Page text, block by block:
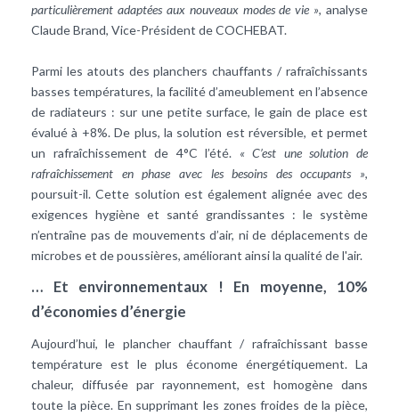
particulièrement adaptées aux nouveaux modes de vie », analyse
Claude Brand, Vice-Président de COCHEBAT.
Parmi les atouts desplanchers chauffants / rafraîchissants
basses températures, la facilité d’ameublement en l’absence
de radiateurs : sur une petite surface, le gain de place est
évalué à +8%. De plus, la solution est réversible, et permet
un rafraîchissement de 4°C l’été. « C’est une solution de
rafraîchissement en phase avec les besoins des occupants »,
poursuit-il. Cette solution est également alignée avec des
exigences hygiène et santé grandissantes : le système
n’entraîne pas de mouvements d’air, ni de déplacements de
microbes et de poussières, améliorant ainsi la qualité de l'air.
… Et environnementaux ! En moyenne, 10%
d’économies d’énergie
Aujourd’hui, le plancher chauffant / rafraîchissant basse
température est le plus économe énergétiquement. La
chaleur, diffusée par rayonnement, est homogène dans
toute la pièce. En supprimant les zones froides de la pièce,